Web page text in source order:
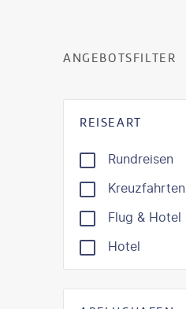
ANGEBOTSFILTER
REISEART
Rundreisen
Kreuzfahrten
Flug & Hotel
Hotel